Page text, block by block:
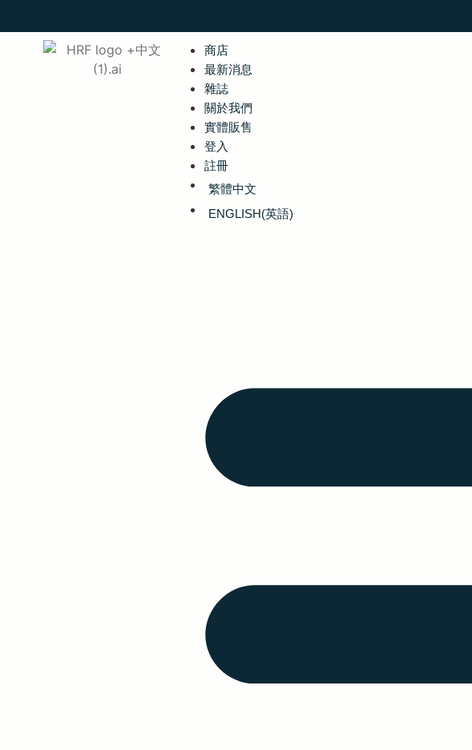
商店
最新消息
雜誌
關於我們
實體販售
登入
註冊
繁體中文
ENGLISH(英語)